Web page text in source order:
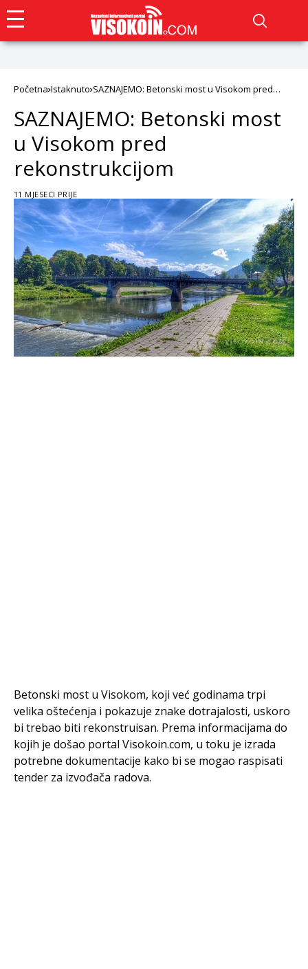
Početna Istaknuto SAZNAJEMO: Betonski most u Visokom pred
SAZNAJEMO: Betonski most
u Visokom pred
rekonstrukcijom
11 MJESECI PRIJE
Betonski most u Visokom, koji već godinama trpi
velika oštećenja i pokazuje znake dotrajalosti, uskoro
bi trebao biti rekonstruisan. Prema informacijama do
kojih je došao portal Visokoin.com, u toku je izrada
potrebne dokumentacije kako bi se mogao raspisati
tender za izvođača radova.